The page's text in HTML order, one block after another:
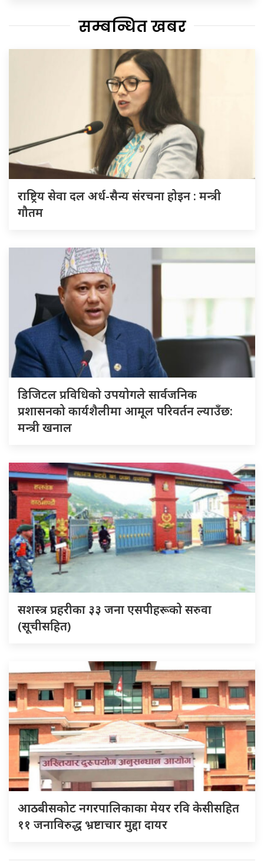
सम्बन्धित खबर
राष्ट्रिय सेवा दल अर्ध-सैन्य संरचना होइन : मन्त्री
गौतम
डिजिटल प्रविधिको उपयोगले सार्वजनिक
प्रशासनको कार्यशैलीमा आमूल परिवर्तन ल्याउँछ:
मन्त्री खनाल
सशस्त्र प्रहरीका ३३ जना एसपीहरूको सरुवा
(सूचीसहित)
आठबीसकोट नगरपालिकाका मेयर रवि केसीसहित
११ जनाविरुद्ध भ्रष्टाचार मुद्दा दायर